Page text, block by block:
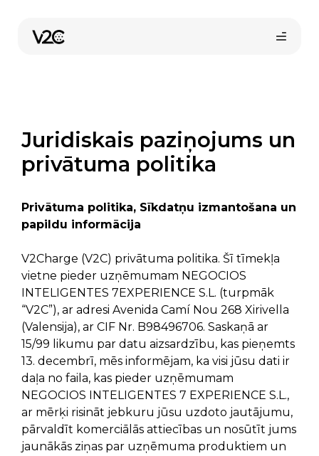
content
Pirkt tiešsaistē
Juridiskais paziņojums un
privātuma politika
Privātuma politika, Sīkdatņu izmantošana un
papildu informācija
V2Charge (V2C) privātuma politika. Šī tīmekļa
vietne pieder uzņēmumam NEGOCIOS
INTELIGENTES 7EXPERIENCE S.L. (turpmāk
“V2C”), ar adresi Avenida Camí Nou 268 Xirivella
(Valensija), ar CIF Nr. B98496706. Saskaņā ar
15/99 likumu par datu aizsardzību, kas pieņemts
13. decembrī, mēs informējam, ka visi jūsu dati ir
daļa no faila, kas pieder uzņēmumam
NEGOCIOS INTELIGENTES 7 EXPERIENCE S.L.,
ar mērķi risināt jebkuru jūsu uzdoto jautājumu,
pārvaldīt komerciālās attiecības un nosūtīt jums
jaunākās ziņas par uzņēmuma produktiem un